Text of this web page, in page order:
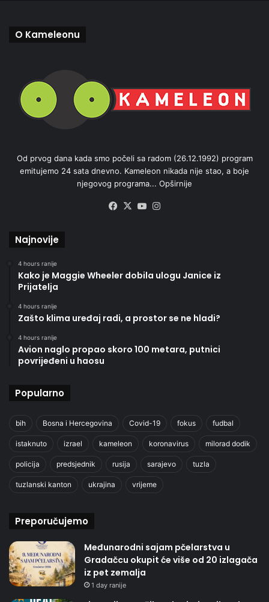
O Kameleonu
Od prvog dana kada smo počeli sa radom (26.12.1992) program
emitujemo 24 sata dnevno. Kameleon nikada nije stao, a boje
njegovog programa... Opširnije
Facebook
X YouTube
Najnovije
4 hours ranije
Kako je Maggie Wheeler dobila ulogu Janice iz
Prijatelja
4 hours ranije
Zašto klima uređaj radi, a prostor se ne hladi?
4 hours ranije
Avion naglo propao skoro 100 metara, putnici
povrijeđeni u haosu
Popularno
bih Bosna i Hercegovina Covid-19 fokus fudbal
istaknuto izrael kameleon koronavirus milorad dodik
policija predsjednik rusija sarajevo tuzla
tuzlanski kanton ukrajina vrijeme
Preporučujemo
Međunarodni sajam pčelarstva u
Gradačcu okupit će više od 20 izlagača
iz pet zemalja
1 day ranije